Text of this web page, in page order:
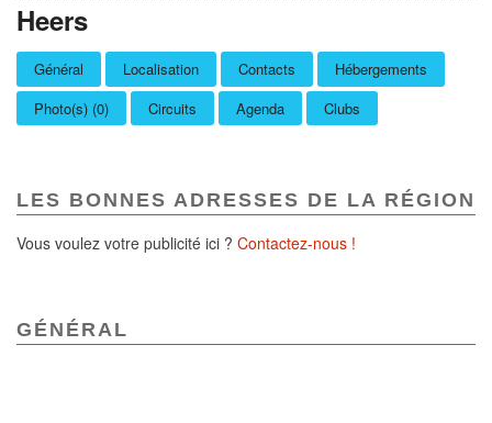
Heers
Général Localisation Contacts
Hébergements
Photo(s) (0)
Circuits Agenda Clubs
LES BONNES ADRESSES DE LA RÉGION
Vous voulez votre publicité ici ? Contactez-nous !
GÉNÉRAL